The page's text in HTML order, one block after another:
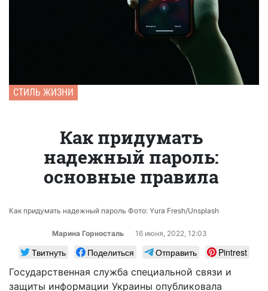
СТИЛЬ ЖИЗНИ
Как придумать
надежный пароль:
основные правила
Как придумать надежный пароль Фото: Yura Fresh/Unsplash
Марина Горносталь 16 июня, 2022, 12:03
Твитнуть Поделиться Отправить
Pintrest
Государственная служба специальной связи и
защиты информации Украины опубликовала